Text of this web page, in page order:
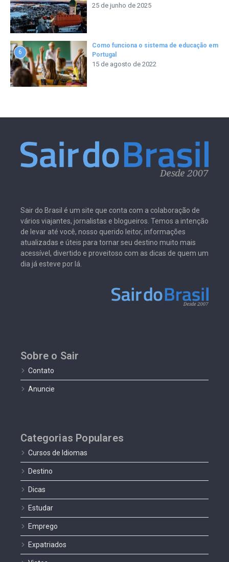
25 de junho de 2025
6
Como funciona o sistema de educação em
Portugal
15 de agosto de 2022
Sair do Brasil é um site que conta com a colaboração de
vários viajantes, jornalistas e blogueiros. Temos a intenção
de levar até você, nosso querido leitor, informações
atualizadas e úteis para tornar seu destino muito mais
acessível, divertido e proveitoso com as dicas de quem um
dia já esteve por lá.
Sobre o Sair
Contato
Anuncie
Categorias Populares
Cursos de Idiomas
Destino
Dicas
Estudar
Emprego
Expatriados